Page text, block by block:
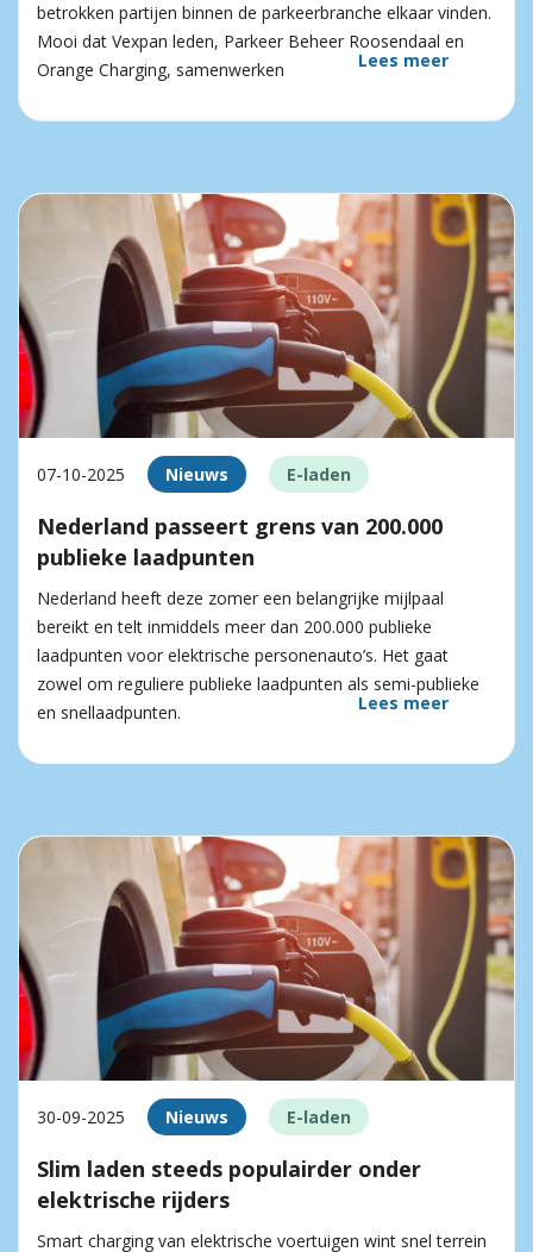
betrokken partijen binnen de parkeerbranche elkaar vinden.
Mooi dat Vexpan leden, Parkeer Beheer Roosendaal en
Orange Charging, samenwerken
Lees meer
07-10-2025 Nieuws E-laden
Nederland passeert grens van 200.000
publieke laadpunten
Nederland heeft deze zomer een belangrijke mijlpaal
bereikt en telt inmiddels meer dan 200.000 publieke
laadpunten voor elektrische personenauto’s. Het gaat
zowel om reguliere publieke laadpunten als semi-publieke
en snellaadpunten.
Lees meer
30-09-2025 Nieuws E-laden
Slim laden steeds populairder onder
elektrische rijders
Smart charging van elektrische voertuigen wint snel terrein